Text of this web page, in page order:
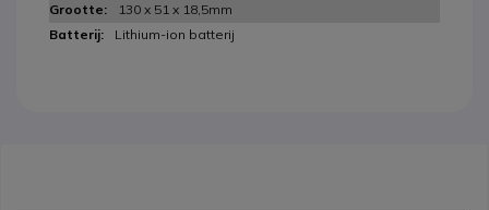
130 x 51 x 18,5mm
Lithium-ion batterij